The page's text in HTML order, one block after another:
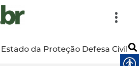
da Proteção Defesa Civil